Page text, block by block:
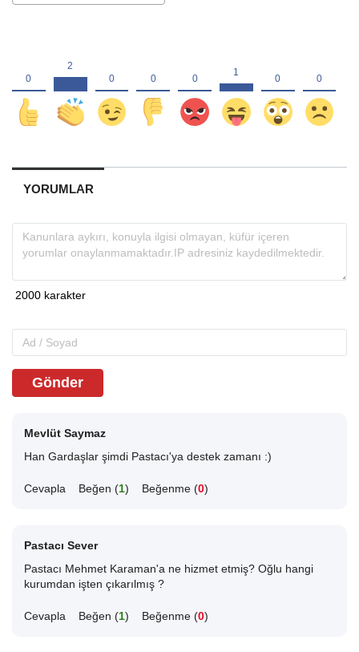
YORUMLAR
Gönder
Mevlüt Saymaz
Han Gardaşlar şimdi Pastacı'ya destek zamanı :)
Cevapla Beğen (1) Beğenme (0)
Pastacı Sever
Pastacı Mehmet Karaman'a ne hizmet etmiş? Oğlu hangi
kurumdan işten çıkarılmış ?
Cevapla Beğen (1) Beğenme (0)